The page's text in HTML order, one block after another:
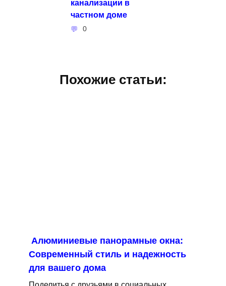
канализации в
частном доме
0
Похожие статьи:
Алюминиевые панорамные окна:
Современный стиль и надежность
для вашего дома